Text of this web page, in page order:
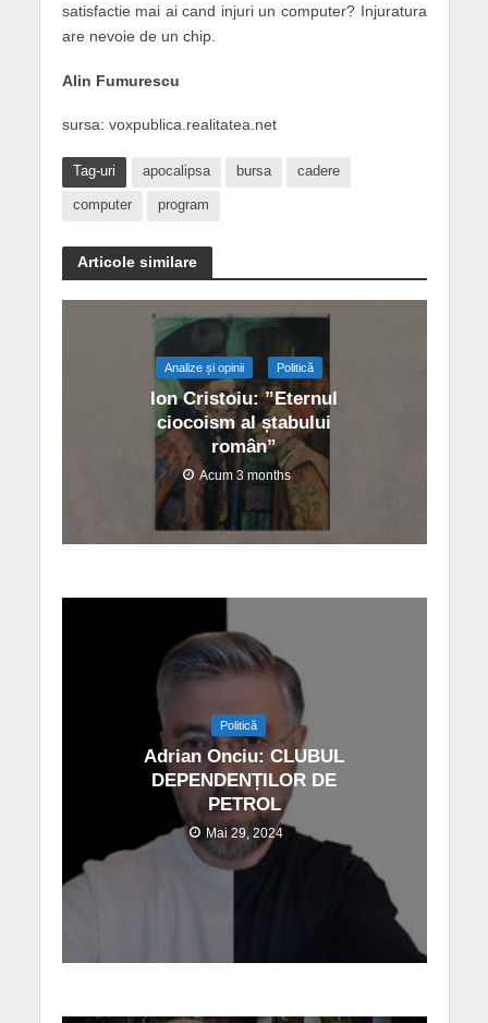
satisfactie mai ai cand injuri un computer? Injuratura
are nevoie de un chip.
Alin Fumurescu
sursa: voxpublica.realitatea.net
Tag-uri apocalipsa bursa cadere
computer program
Articole similare
Analize și opinii Politică
Ion Cristoiu: ”Eternul
ciocoism al ștabului
român”
Acum 3 months
Politică
Adrian Onciu: CLUBUL
DEPENDENȚILOR DE
PETROL
Mai 29, 2024